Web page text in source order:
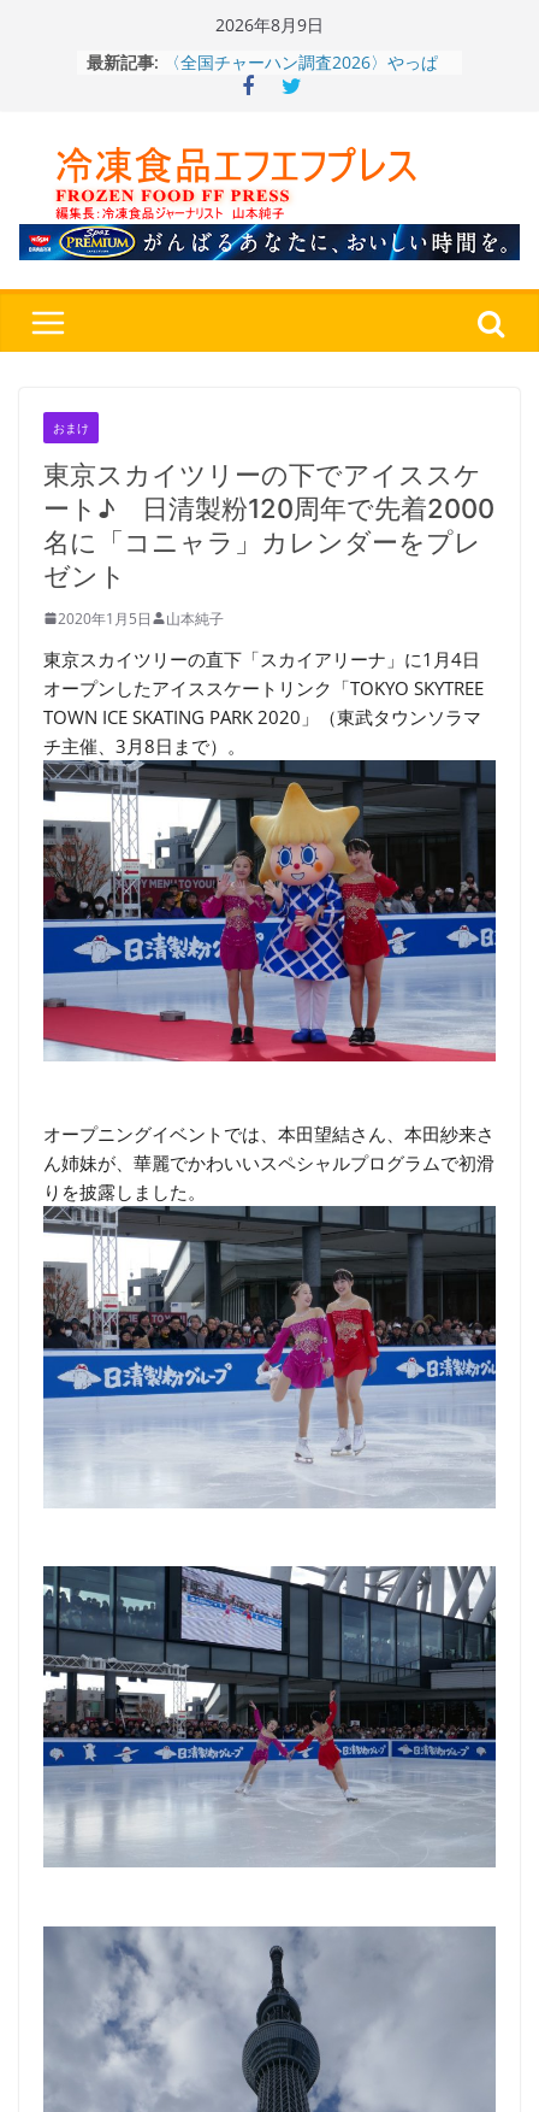
2026年8月9日
最新記事:
〈全国チャーハン調査2026〉やっぱ
りお米メニュー人気1位はチャーハン
～ニチレイフーズ調べ
ん。』～”おいしさ”をアピール
餃子キャラ”ぎょざ・ぎょざお”POPUP
ストアで作者にご挨拶、新作”れいと
うこ～こ～”を知る
「CHEESE WONDER」5周年～夏に限
県）：冷食番長タケムラダイ 〜ご当
おまけ
東京スカイツリーの下でアイススケ
ート♪ 日清製粉120周年で先着2000
名に「コニャラ」カレンダーをプレ
ゼント
2020年1月5日 山本純子
東京スカイツリーの直下「スカイアリーナ」に1月4日
オープンしたアイススケートリンク「TOKYO SKYTREE
TOWN ICE SKATING PARK 2020」（東武タウンソラマ
チ主催、3月8日まで）。
オープニングイベントでは、本田望結さん、本田紗来さ
ん姉妹が、華麗でかわいいスペシャルプログラムで初滑
りを披露しました。